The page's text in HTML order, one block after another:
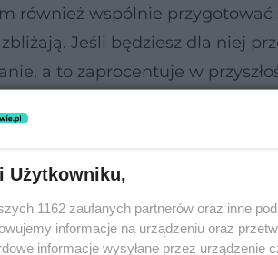
również wspólnie przygotować
Jeśli będziesz dla niej
a to zaprocentuje w
Użytkowniku,
1162 zaufanych partnerów oraz inne
informacje na urządzeniu oraz
informacje wysyłane przez urządzenie